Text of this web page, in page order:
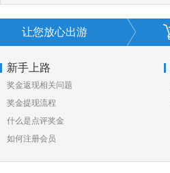
让您放心出游
新手上路
奖金返现相关问题
奖金提现流程
什么是点评奖金
如何注册会员